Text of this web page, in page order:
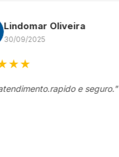
Oliveira
2025
e seguro."